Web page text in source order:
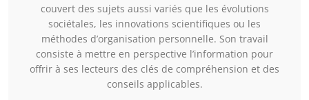
couvert des sujets aussi variés que les évolutions
sociétales, les innovations scientifiques ou les
méthodes d’organisation personnelle. Son travail
consiste à mettre en perspective l’information pour
offrir à ses lecteurs des clés de compréhension et des
conseils applicables.